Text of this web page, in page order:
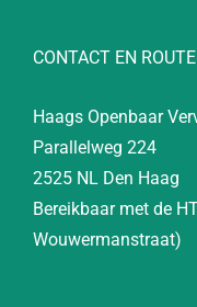
CONTACT EN ROUTE
Haags Openbaar
Parallelweg 224
2525 NL Den Haag
Bereikbaar met de
Wouwermanstraat)